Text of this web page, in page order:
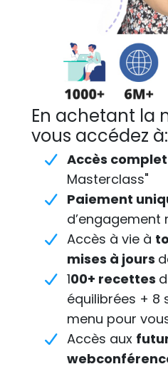
En achetant la
vous accédez à:
Accès complet
Masterclass"
Paiement
d’engagement
Accès à vie à
mises à jours
100+ recettes
équilibrées + 8
menu pour
Accès aux